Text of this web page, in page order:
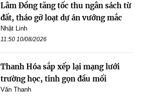
Lâm Đồng tăng tốc thu ngân sách từ
đất, tháo gỡ loạt dự án vướng mắc
Nhật Linh
11:50 10/08/2026
Thanh Hóa sắp xếp lại mạng lưới
trường học, tinh gọn đầu mối
Văn Thanh